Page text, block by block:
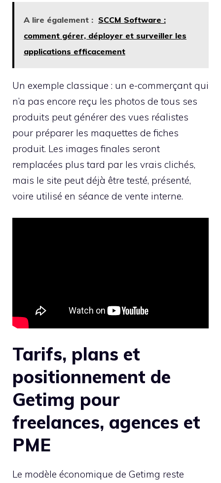
A lire également : SCCM Software :
comment gérer, déployer et surveiller les
applications efficacement
Un exemple classique : un e-commerçant qui
n’a pas encore reçu les photos de tous ses
produits peut générer des vues réalistes
pour préparer les maquettes de fiches
produit. Les images finales seront
remplacées plus tard par les vrais clichés,
mais le site peut déjà être testé, présenté,
voire utilisé en séance de vente interne.
Tarifs, plans et
positionnement de
Getimg pour
freelances, agences et
PME
Le modèle économique de Getimg reste